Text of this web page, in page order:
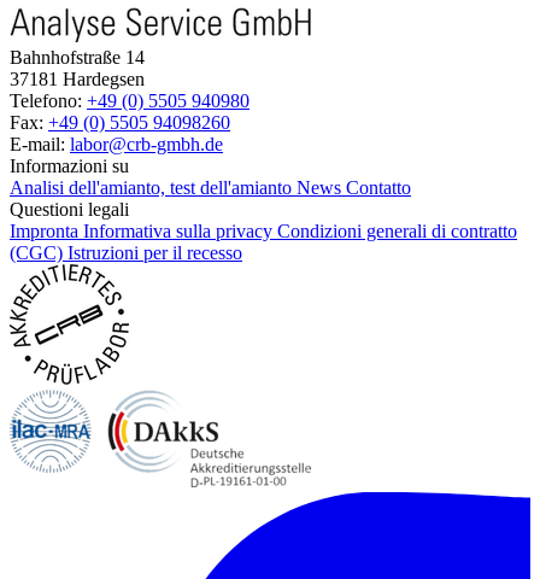
Bahnhofstraße 14
37181 Hardegsen
Telefono: +49 (0) 5505 940980
Fax: +49 (0) 5505 94098260
E-mail: labor@crb-gmbh.de
Informazioni su
Analisi dell'amianto, test dell'amianto News Contatto
Questioni legali
Impronta Informativa sulla privacy Condizioni generali di contratto
(CGC) Istruzioni per il recesso